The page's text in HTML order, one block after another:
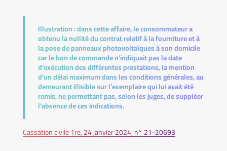
Illustration :dans cette affaire, le consommateur a
obtenu la nullité du contrat relatif à la fourniture et à
la pose de panneaux photovoltaïques à son domicile
car le bon de commande n’indiquait pas la date
d’exécution des différentes prestations, la mention
d’un délai maximum dans les conditions générales, au
demeurant illisible sur l’exemplaire qui lui avait été
remis, ne permettant pas, selon les juges, de suppléer
l’absence de ces indications.
Cassation civile 1re, 24 janvier 2024, n° 21-20693